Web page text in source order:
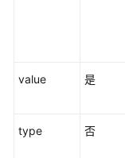
区
value 是
type 否